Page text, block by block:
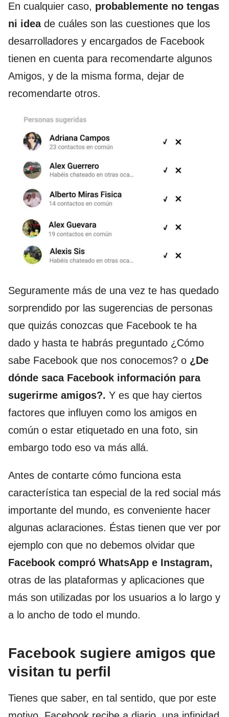
En cualquier caso, probablemente no tengas
ni ideade cuáles son las cuestiones que los
desarrolladores y encargados de Facebook
tienen en cuenta para recomendarte algunos
Amigos, y de la misma forma, dejar de
recomendarte otros.
Seguramente más de una vez te has quedado
sorprendido por las sugerencias de personas
que quizás conozcas que Facebook te ha
dado y hasta te habrás preguntado ¿Cómo
sabe Facebook que nos conocemos? o ¿De
dónde saca Facebook información para
sugerirme amigos?. Y es que hay ciertos
factores que influyen como los amigos en
común o estar etiquetado en una foto, sin
embargo todo eso va más allá.
Antes de contarte cómo funciona esta
característica tan especial de la red social más
importante del mundo, es conveniente hacer
algunas aclaraciones. Éstas tienen que ver por
ejemplo con que no debemos olvidar que
Facebook compró WhatsApp e Instagram,
otras de las plataformas y aplicaciones que
más son utilizadas por los usuarios a lo largo y
a lo ancho de todo el mundo.
Facebook sugiere amigos que
visitan tu perfil
Tienes que saber, en tal sentido, que por este